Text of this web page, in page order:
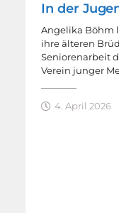
In der
Angelika Böhm
ihre älteren
Seniorenarbeit
Verein junger
4. April 2026